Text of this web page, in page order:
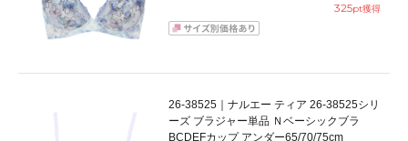
325pt獲得
26-38525｜ナルエー ティア 26-38525シリ
ーズ ブラジャー単品 Ｎベーシックブラ
BCDEFカップ アンダー65/70/75cm